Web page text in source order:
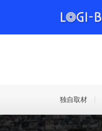
独自取材